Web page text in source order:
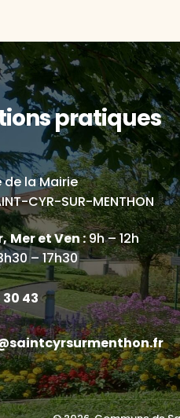
pratiques
la Mairie
CYR-SUR-MENTHON
Mer et Ven :9h – 12h
– 17h30
43